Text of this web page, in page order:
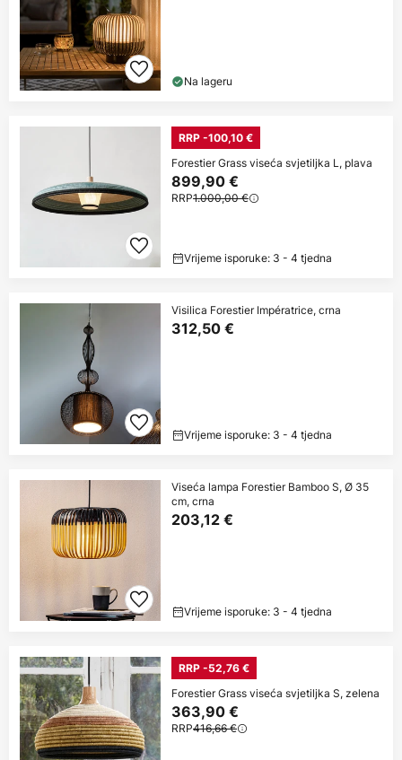
Na lageru
RRP -100,10 €
Forestier Grass viseća svjetiljka L, plava
899,90 €
RRP1.000,00 €
Vrijeme isporuke: 3 - 4 tjedna
Visilica Forestier Impératrice, crna
312,50 €
Vrijeme isporuke: 3 - 4 tjedna
Viseća lampa Forestier Bamboo S, Ø 35
cm, crna
203,12 €
Vrijeme isporuke: 3 - 4 tjedna
RRP -52,76 €
Forestier Grass viseća svjetiljka S, zelena
363,90 €
RRP416,66 €